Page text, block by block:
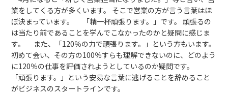
業をしてくる方が多くいます。 そこで営業の方が言う言葉はほ
ぼ決まっています。 「精一杯頑張ります。」です。 頑張るの
は当たり前であることを学んでこなかったのかと疑問に感じま
す。 また、「120％の力で頑張ります。」という方もいます。
初めて会い、その方の100％すらも理解できないのに、どのよう
に120％の仕事を評価されようとしているのか疑問です。
「頑張ります。」という安易な言葉に逃げることを辞めること
がビジネスのスタートラインです。